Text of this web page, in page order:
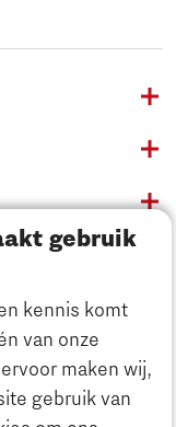
gebruik
kennis komt
van onze
maken wij,
gebruik van